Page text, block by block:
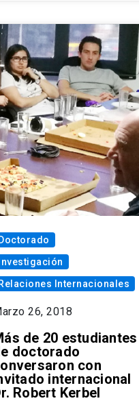
Internacionales
26, 2018
de 20 estudiantes
doctorado
con
internacional
Robert Kerbel